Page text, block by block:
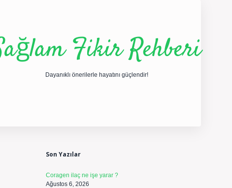
Fikir Rehberi
Dayanıklı önerilerle hayatını güçlendir!
Son Yazılar
Coragen ilaç ne işe yarar ?
Ağustos 6, 2026